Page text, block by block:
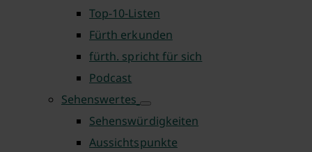
Top-10-Listen
Fürth erkunden
fürth. spricht für sich
Podcast
Sehenswertes
Sehenswürdigkeiten
Aussichtspunkte